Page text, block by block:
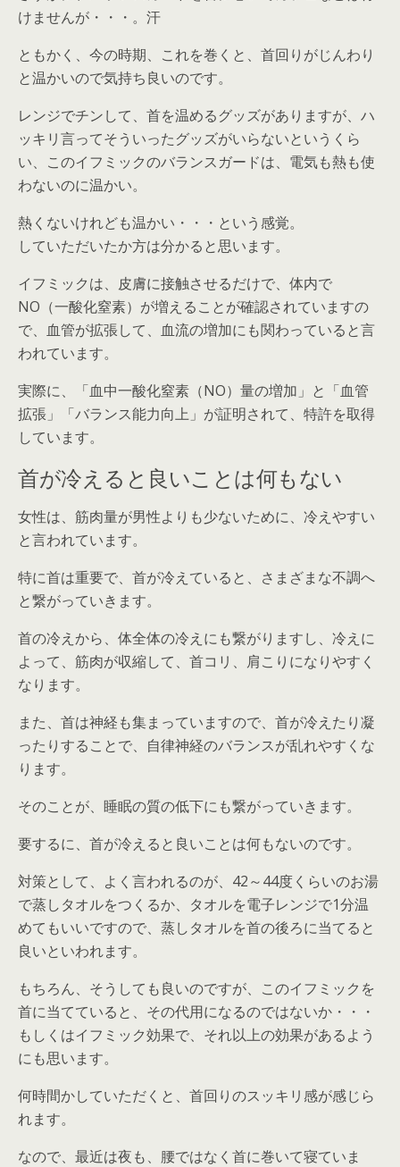
けませんが・・・。汗
ともかく、今の時期、これを巻くと、首回りがじんわり
と温かいので気持ち良いのです。
レンジでチンして、首を温めるグッズがありますが、ハ
ッキリ言ってそういったグッズがいらないというくら
い、このイフミックのバランスガードは、電気も熱も使
わないのに温かい。
熱くないけれども温かい・・・という感覚。
していただいたか方は分かると思います。
イフミックは、皮膚に接触させるだけで、体内で
NO（一酸化窒素）が増えることが確認されていますの
で、血管が拡張して、血流の増加にも関わっていると言
われています。
実際に、「血中一酸化窒素（NO）量の増加」と「血管
拡張」「バランス能力向上」が証明されて、特許を取得
しています。
首が冷えると良いことは何もない
女性は、筋肉量が男性よりも少ないために、冷えやすい
と言われています。
特に首は重要で、首が冷えていると、さまざまな不調へ
と繋がっていきます。
首の冷えから、体全体の冷えにも繋がりますし、冷えに
よって、筋肉が収縮して、首コリ、肩こりになりやすく
なります。
また、首は神経も集まっていますので、首が冷えたり凝
ったりすることで、自律神経のバランスが乱れやすくな
ります。
そのことが、睡眠の質の低下にも繋がっていきます。
要するに、首が冷えると良いことは何もないのです。
対策として、よく言われるのが、42～44度くらいのお湯
で蒸しタオルをつくるか、タオルを電子レンジで1分温
めてもいいですので、蒸しタオルを首の後ろに当てると
良いといわれます。
もちろん、そうしても良いのですが、このイフミックを
首に当てていると、その代用になるのではないか・・・
もしくはイフミック効果で、それ以上の効果があるよう
にも思います。
何時間かしていただくと、首回りのスッキリ感が感じら
れます。
なので、最近は夜も、腰ではなく首に巻いて寝ていま